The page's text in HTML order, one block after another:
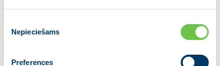
izvēle
Nepieciešams
Preferences